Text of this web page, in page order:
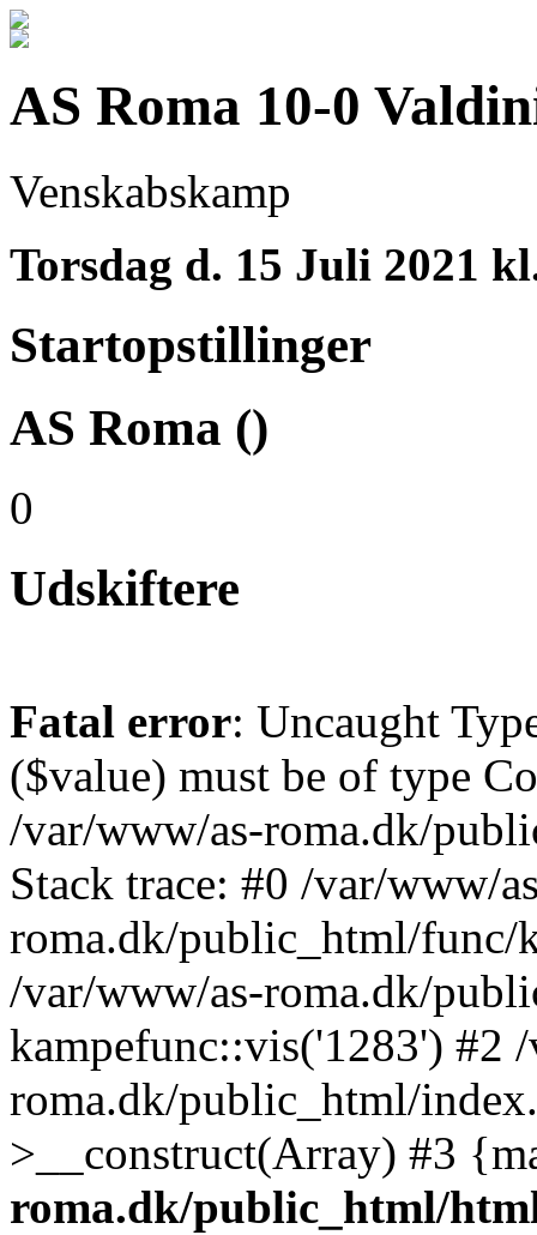
AS Roma 10-0
Venskabskamp
Torsdag d. 15 Juli 2021
Startopstillinger
AS Roma ()
0
Udskiftere
Fatal error: Uncaught
($value) must be of type
/var/www/as-roma.dk/
Stack trace: #0 /var/www/
roma.dk/public_html/func/
/var/www/as-roma.dk/
kampefunc::vis('1283') #2
roma.dk/public_html/
>__construct(Array) #3
roma.dk/public_html/